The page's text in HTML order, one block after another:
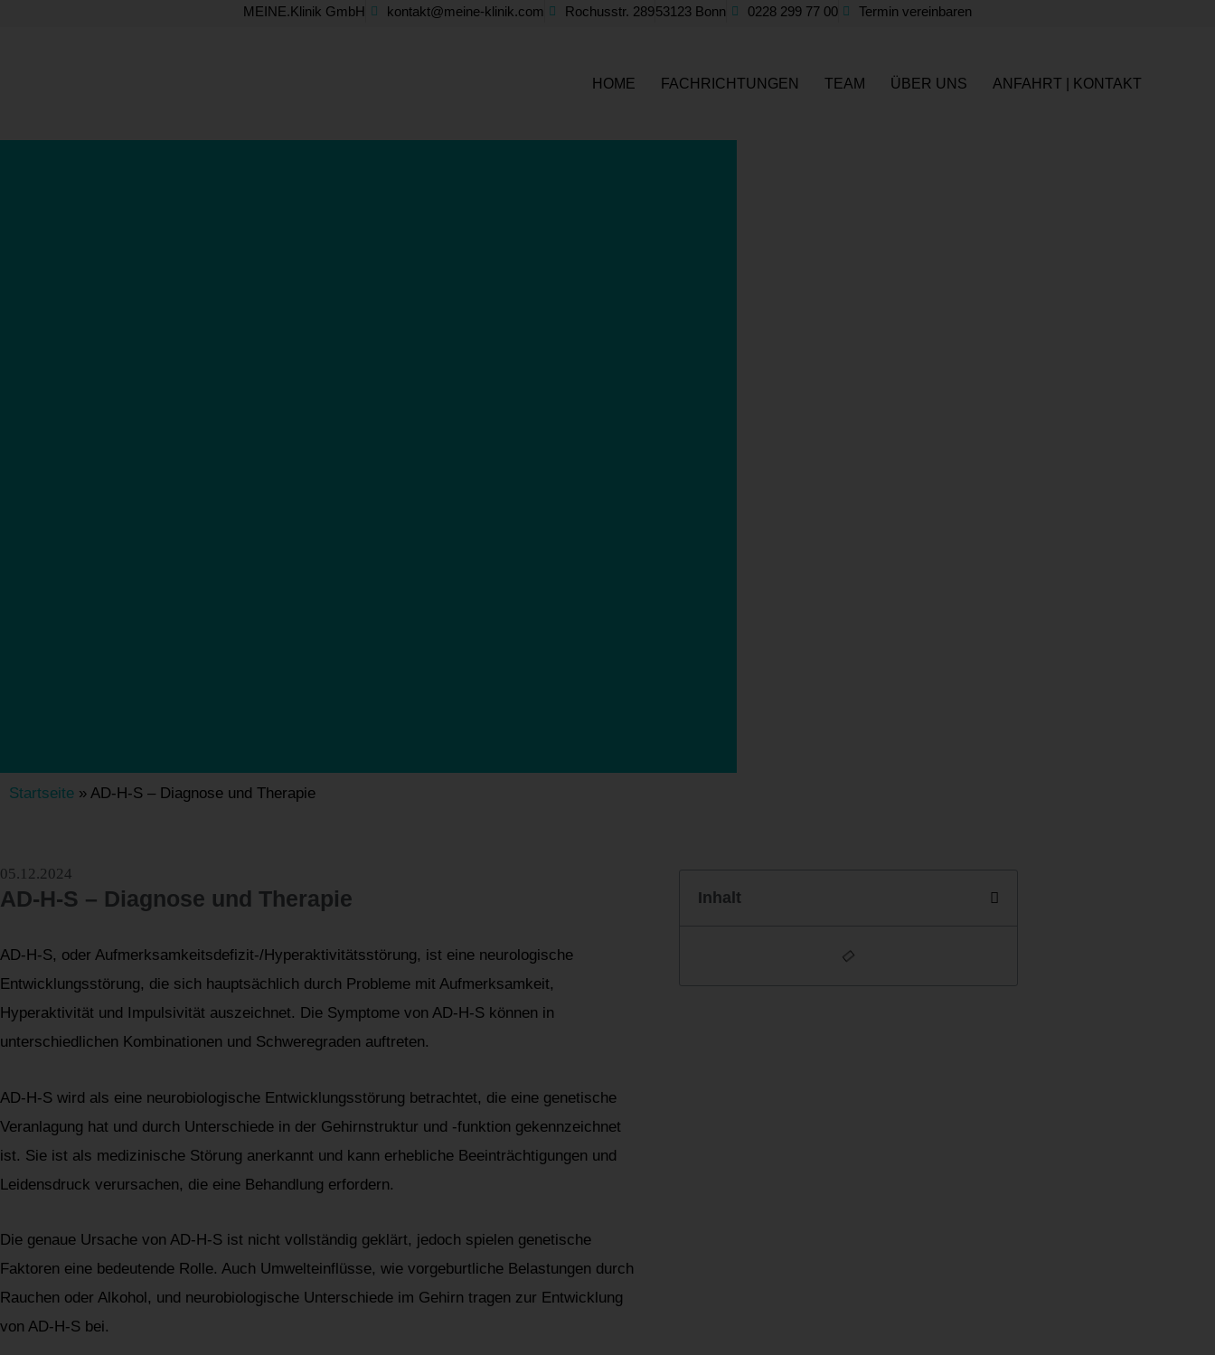
MEINE.Klinik GmbH kontakt@meine-klinik.com Rochusstr. 28953123 Bonn 0228 299 77 00 Termin vereinbaren
HOME FACHRICHTUNGEN TEAM ÜBER UNS ANFAHRT | KONTAKT
Startseite » AD-H-S – Diagnose und Therapie
05.12.2024
AD-H-S – Diagnose und Therapie
AD-H-S, oder Aufmerksamkeitsdefizit-/Hyperaktivitätsstörung, ist eine neurologische
Entwicklungsstörung, die sich hauptsächlich durch Probleme mit Aufmerksamkeit,
Hyperaktivität und Impulsivität auszeichnet. Die Symptome von AD-H-S können in
unterschiedlichen Kombinationen und Schweregraden auftreten.
AD-H-S wird als eine neurobiologische Entwicklungsstörung betrachtet, die eine genetische
Veranlagung hat und durch Unterschiede in der Gehirnstruktur und -funktion gekennzeichnet
ist. Sie ist als medizinische Störung anerkannt und kann erhebliche Beeinträchtigungen und
Leidensdruck verursachen, die eine Behandlung erfordern.
Die genaue Ursache von AD-H-S ist nicht vollständig geklärt, jedoch spielen genetische
Faktoren eine bedeutende Rolle. Auch Umwelteinflüsse, wie vorgeburtliche Belastungen durch
Rauchen oder Alkohol, und neurobiologische Unterschiede im Gehirn tragen zur Entwicklung
von AD-H-S bei.
Inhalt